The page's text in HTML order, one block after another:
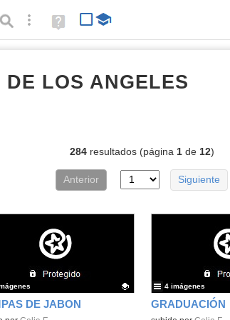
Búsqueda avanzada
Ayuda
(en
LOS ANGELES
284resultados (página 1de 12)
Anterior Siguiente
DE JABON GRADUACIÓN
4 imágenes